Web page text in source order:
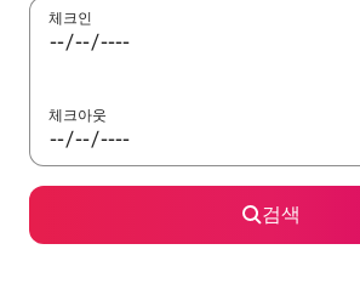
체크인
체크아웃
검색